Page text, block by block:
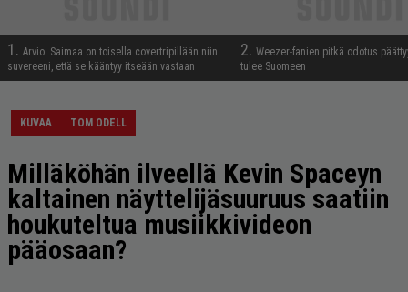
1. Arvio: Saimaa on toisella covertripillään niin
suvereeni, että se kääntyy itseään vastaan
2. Weezer-fanien pitkä odotus
tulee Suomeen
KUVAA TOM ODELL
Milläköhän ilveellä Kevin Spaceyn
kaltainen näyttelijäsuuruus saatiin
houkuteltua musiikkivideon
pääosaan?